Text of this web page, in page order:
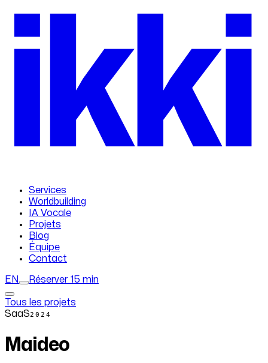
ikki
Services
Worldbuilding
IA Vocale
Projets
Blog
Équipe
Contact
EN Réserver 15 min
Tous les projets
SaaS2024
Maideo